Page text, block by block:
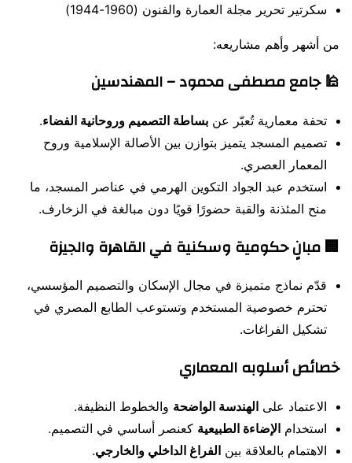
سكرتير تحرير مجلة العمارة والفنون (1960-1944)
من أشهر وأهم مشاريعه:
🕌 جامع مصطفى محمود – المهندسين
تحفة معمارية تُعبّر عن بساطة التصميم وروحانية الفضاء.
تصميم المسجد يتميز بتوازن بين الأصالة الإسلامية وروح
المعمار العصري.
استخدم عبد الجواد التكوين الهرمي في عناصر المسجد، ما
منح المئذنة والقبة حضورًا قويًا دون مبالغة في الزخارف.
🏢 مبانٍ حكومية وسكنية في القاهرة والجيزة
قدّم نماذج متميزة في مجال الإسكان والتصميم المؤسسي،
تحترم خصوصية المستخدم وتستوعب الطابع المصري في
تشكيل الفراغات.
خصائص أسلوبه المعماري
الاعتماد على الهندسة الواضحة والخطوط النظيفة.
استخدام الإضاءة الطبيعية كعنصر أساسي في التصميم.
الاهتمام بالعلاقة بين الفراغ الداخلي والخارجي.